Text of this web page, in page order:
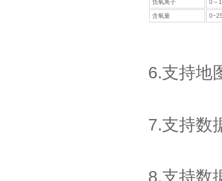
负氧离子
0～
含氧量
6.支持地
7.支持数
8.支持数